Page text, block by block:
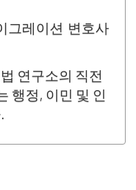
그레이션 변호사
연구소의 직전
행정, 이민 및 인